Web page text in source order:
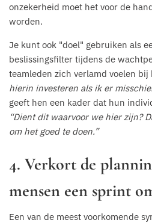
onzekerheid moet het voor de
worden.
Je kunt ook "doel" gebruiken als
beslissingsfilter tijdens de
teamleden zich verlamd voelen
hierin investeren als ik er
geeft hen een kader dat hun
“Dient dit waarvoor we hier zijn?
om het goed te doen.”
4. Verkort de
mensen een sprint
Een van de meest voorkomende